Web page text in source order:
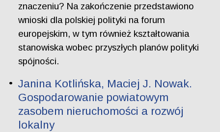
znaczeniu? Na zakończenie przedstawiono
wnioski dla polskiej polityki na forum
europejskim, w tym również kształtowania
stanowiska wobec przyszłych planów polityki
spójności.
Janina Kotlińska, Maciej J. Nowak.
Gospodarowanie powiatowym
zasobem nieruchomości a rozwój
lokalny